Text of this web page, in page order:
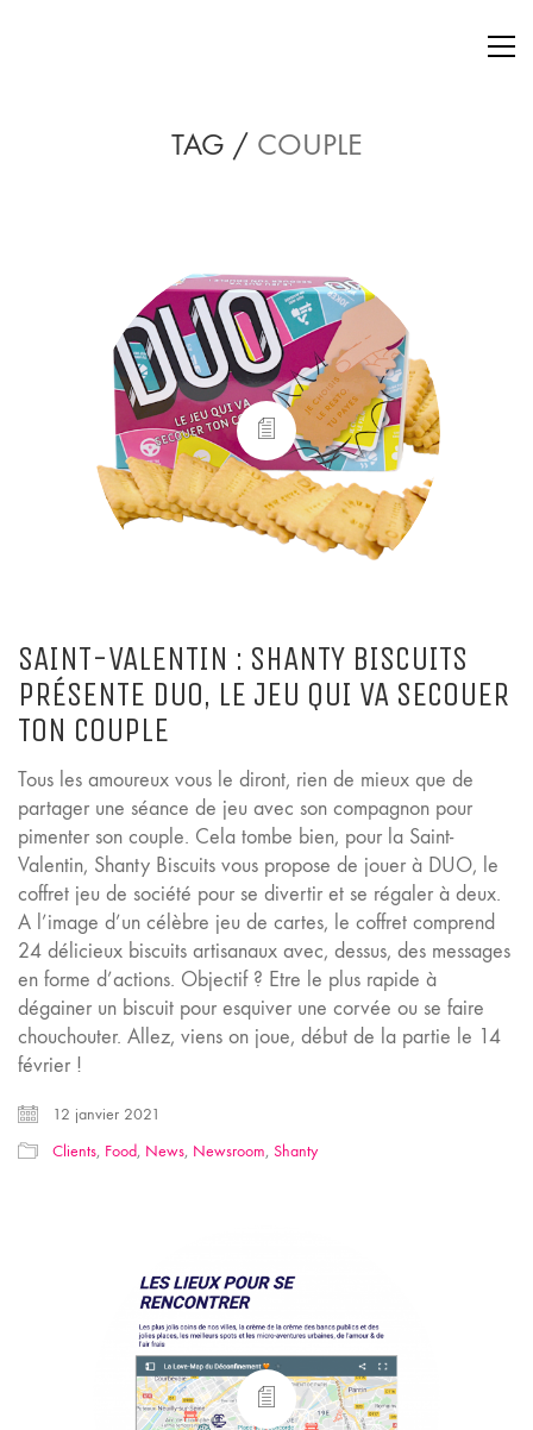
TAG / COUPLE
SAINT-VALENTIN : SHANTY BISCUITS
PRÉSENTE DUO, LE JEU QUI VA SECOUER
TON COUPLE
Tous les amoureux vous le diront, rien de mieux que de
partager une séance de jeu avec son compagnon pour
pimenter son couple. Cela tombe bien, pour la Saint-
Valentin, Shanty Biscuits vous propose de jouer à DUO, le
coffret jeu de société pour se divertir et se régaler à deux.
A l’image d’un célèbre jeu de cartes, le coffret comprend
24 délicieux biscuits artisanaux avec, dessus, des messages
en forme d’actions. Objectif ? Etre le plus rapide à
dégainer un biscuit pour esquiver une corvée ou se faire
chouchouter. Allez, viens on joue, début de la partie le 14
février !
12 janvier 2021
Clients, Food, News, Newsroom, Shanty